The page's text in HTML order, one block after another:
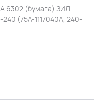
6302 (бумага) ЗИЛ
(75А-1117040А, 240-